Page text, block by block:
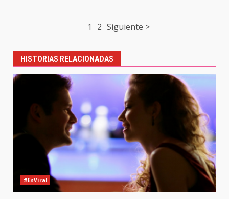
1 2 Siguiente >
HISTORIAS RELACIONADAS
#EsViral